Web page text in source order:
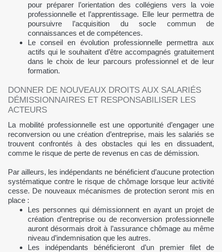
pour préparer l’orientation des collégiens vers la voie
professionnelle et l’apprentissage. Elle leur permettra de
poursuivre l’acquisition du socle commun de
connaissances et de compétences.
Le conseil en évolution professionnelle permettra aux
actifs qui le souhaitent d’être accompagnés gratuitement
dans le choix de leur parcours professionnel et de leur
formation.
DONNER DE NOUVEAUX DROITS AUX SALARIÉS
DÉMISSIONNAIRES ET RESPONSABILISER LES
ACTEURS
La mobilité professionnelle est une opportunité d’engager une
reconversion ou une création d’entreprise, mais les salariés se
trouvent confrontés à des obstacles qui les en dissuadent,
comme le risque de perte de revenus en cas de démission.
Par ailleurs, les indépendants ne bénéficient d’aucune protection
systématique contre le risque de chômage lorsque leur activité
cesse. De nouveaux mécanismes de protection seront mis en
place :
Les personnes qui démissionnent en ayant un projet de
création d’entreprise ou de reconversion professionnelle
auront désormais droit à l’assurance chômage au même
niveau d’indemnisation que les autres.
Les indépendants bénéficieront d’un premier filet de